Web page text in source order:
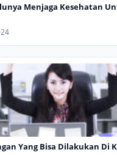
Menjaga Kesehatan
Yang Bisa Dilakukan Di